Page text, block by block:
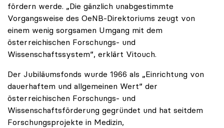
fördern werde. „Die gänzlich unabgestimmte
Vorgangsweise des OeNB-Direktoriums zeugt von
einem wenig sorgsamen Umgang mit dem
österreichischen Forschungs- und
Wissenschaftssystem“, erklärt Vitouch.
Der Jubiläumsfonds wurde 1966 als „Einrichtung von
dauerhaftem und allgemeinen Wert“ der
österreichischen Forschungs- und
Wissenschaftsförderung gegründet und hat seitdem
Forschungsprojekte in Medizin,